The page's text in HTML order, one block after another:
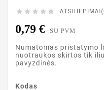
    
0,79 € SU PVM
Numatomas pristatymo
nuotraukos skirtos tik
pavyzdinės.
Kodas